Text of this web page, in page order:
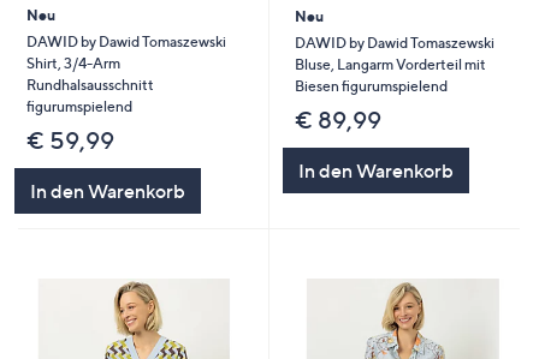
Neu
DAWID by Dawid Tomaszewski
Shirt, 3/4-Arm
Rundhalsausschnitt
figurumspielend
€ 59,99
In den Warenkorb
Neu
DAWID by Dawid Tomaszewski
Bluse, Langarm Vorderteil mit
Biesen figurumspielend
€ 89,99
In den Warenkorb